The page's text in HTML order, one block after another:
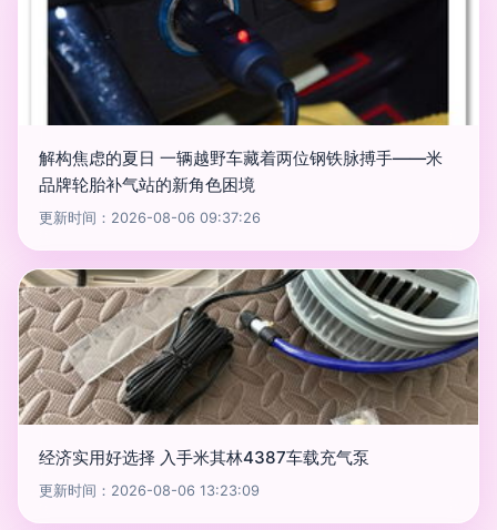
解构焦虑的夏日 一辆越野车藏着两位钢铁脉搏手——米
品牌轮胎补气站的新角色困境
更新时间：2026-08-06 09:37:26
经济实用好选择 入手米其林4387车载充气泵
更新时间：2026-08-06 13:23:09